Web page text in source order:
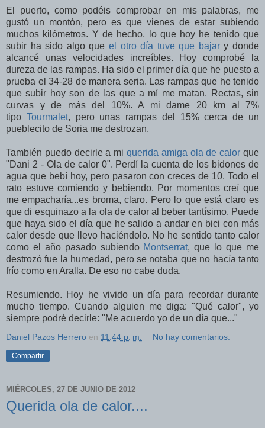
El puerto, como podéis comprobar en mis palabras, me
gustó un montón, pero es que vienes de estar subiendo
muchos kilómetros. Y de hecho, lo que hoy he tenido que
subir ha sido algo que el otro día tuve que bajary donde
alcancé unas velocidades increíbles. Hoy comprobé la
dureza de las rampas. Ha sido el primer día que he puesto a
prueba el 34-28 de manera seria. Las rampas que he tenido
que subir hoy son de las que a mí me matan. Rectas, sin
curvas y de más del 10%. A mi dame 20 km al 7%
tipo Tourmalet, pero unas rampas del 15% cerca de un
pueblecito de Soria me destrozan.
También puedo decirle a mi querida amiga ola de calor que
"Dani 2 - Ola de calor 0". Perdí la cuenta de los bidones de
agua que bebí hoy, pero pasaron con creces de 10. Todo el
rato estuve comiendo y bebiendo. Por momentos creí que
me empacharía...es broma, claro. Pero lo que está claro es
que di esquinazo a la ola de calor al beber tantísimo. Puede
que haya sido el día que he salido a andar en bici con más
calor desde que llevo haciéndolo. No he sentido tanto calor
como el año pasado subiendo Montserrat, que lo que me
destrozó fue la humedad, pero se notaba que no hacía tanto
frío como en Aralla. De eso no cabe duda.
Resumiendo. Hoy he vivido un día para recordar durante
mucho tiempo. Cuando alguien me diga: "Qué calor", yo
siempre podré decirle: "Me acuerdo yo de un día que..."
Daniel Pazos Herrero en 11:44 p. m. No hay comentarios:
Compartir
MIÉRCOLES, 27 DE JUNIO DE 2012
Querida ola de calor....